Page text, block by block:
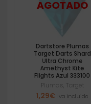
Dartstore Plumas
Target Darts Shard
Ultra Chrome
Amethyst Kite
Flights Azul 333100
Plumas Target
1,29€ Iva incluido